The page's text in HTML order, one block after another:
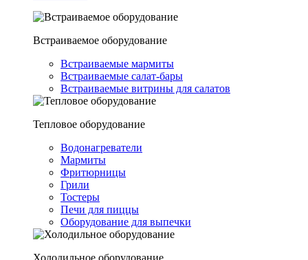
Встраиваемое оборудование
Встраиваемые мармиты
Встраиваемые салат-бары
Встраиваемые витрины для салатов
Тепловое оборудование
Водонагреватели
Мармиты
Фритюрницы
Грили
Тостеры
Печи для пиццы
Оборудование для выпечки
Холодильное оборудование